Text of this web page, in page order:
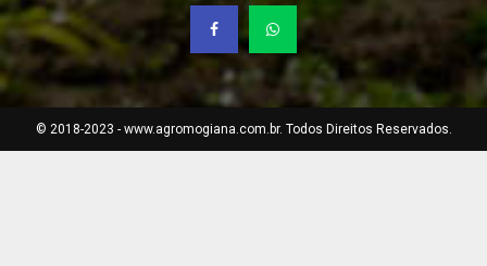
© 2018-2023 - www.agromogiana.com.br. Todos Direitos Reservados.